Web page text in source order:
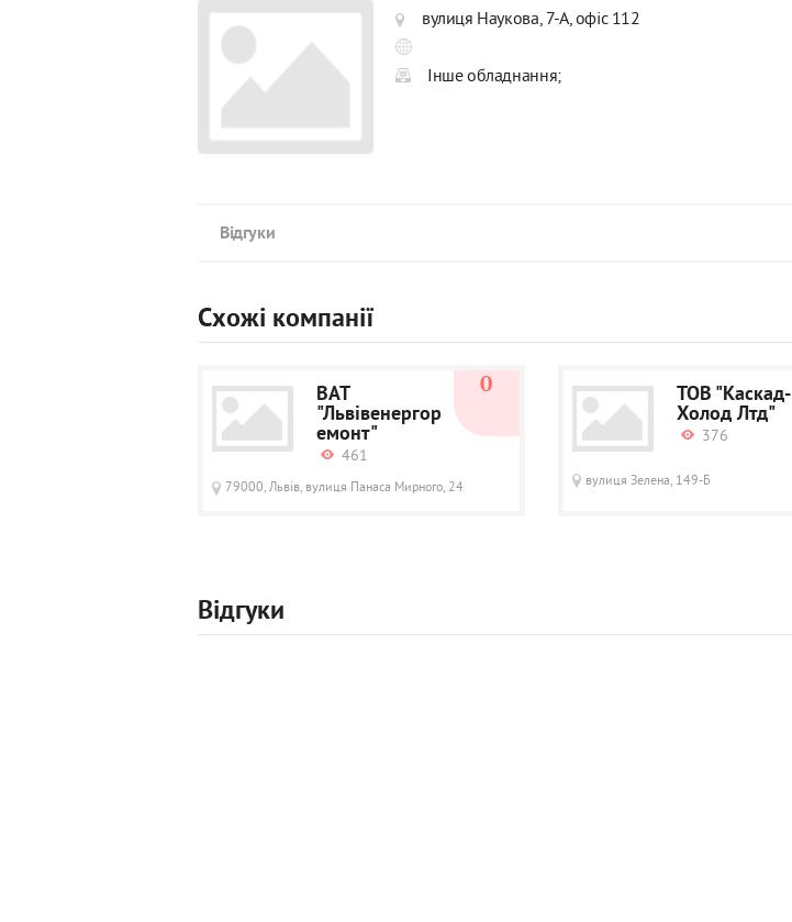
вулиця Наукова, 7-А, офіс 112
Інше обладнання;
Відгуки
Схожі компанії
ВАТ
"Львівенергор
емонт"
461
79000, Львів, вулиця Панаса Мирного, 24
0 ТОВ "Каскад-
Холод Лтд"
376
вулиця Зелена, 149-Б
Відгуки